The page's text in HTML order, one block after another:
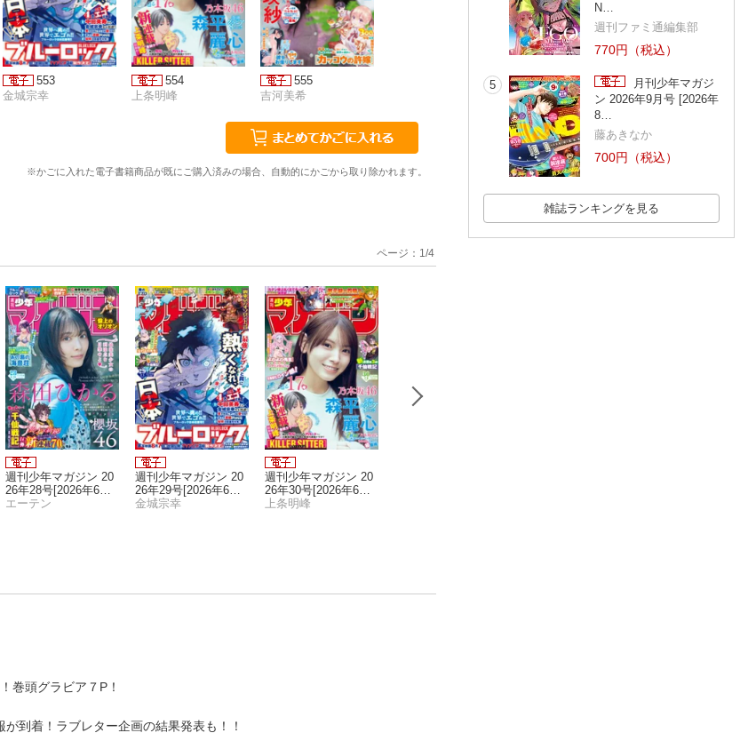
553
金城宗幸
554
上条明峰
555
吉河美希
557
瀬尾公治
558
御手元
※かごに入れた電子書籍商品が既にご購入済みの場合、自動的にかごから取り除かれます。
週刊少年マガジン 20
26年28号[2026年6月1
0日発売]
エーテン
週刊少年マガジン 20
26年29号[2026年6月1
7日発売]
金城宗幸
週刊少年マガジン 20
26年30号[2026年6月2
4日発売]
上条明峰
ページ： 1 /4
巻頭グラビア７P！
到着！ラブレター企画の結果発表も！！
N…
週刊ファミ通編集部
770円（税込）
5
月刊少年マガジ
ン 2026年9月号 [2026年
8…
藤あきなか
700円（税込）
雑誌ランキングを見る